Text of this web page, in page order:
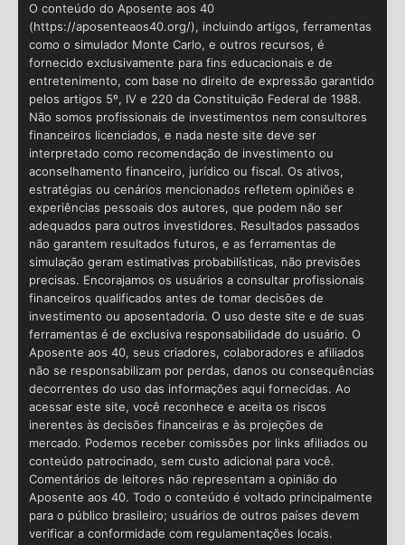
O conteúdo do Aposente aos 40
(https://aposenteaos40.org/), incluindo artigos, ferramentas
como o simulador Monte Carlo, e outros recursos, é
fornecido exclusivamente para fins educacionais e de
entretenimento, com base no direito de expressão garantido
pelos artigos 5º, IV e 220 da Constituição Federal de 1988.
Não somos profissionais de investimentos nem consultores
financeiros licenciados, e nada neste site deve ser
interpretado como recomendação de investimento ou
aconselhamento financeiro, jurídico ou fiscal. Os ativos,
estratégias ou cenários mencionados refletem opiniões e
experiências pessoais dos autores, que podem não ser
adequados para outros investidores. Resultados passados
não garantem resultados futuros, e as ferramentas de
simulação geram estimativas probabilísticas, não previsões
precisas. Encorajamos os usuários a consultar profissionais
financeiros qualificados antes de tomar decisões de
investimento ou aposentadoria. O uso deste site e de suas
ferramentas é de exclusiva responsabilidade do usuário. O
Aposente aos 40, seus criadores, colaboradores e afiliados
não se responsabilizam por perdas, danos ou consequências
decorrentes do uso das informações aqui fornecidas. Ao
acessar este site, você reconhece e aceita os riscos
inerentes às decisões financeiras e às projeções de
mercado. Podemos receber comissões por links afiliados ou
conteúdo patrocinado, sem custo adicional para você.
Comentários de leitores não representam a opinião do
Aposente aos 40. Todo o conteúdo é voltado principalmente
para o público brasileiro; usuários de outros países devem
verificar a conformidade com regulamentações locais.